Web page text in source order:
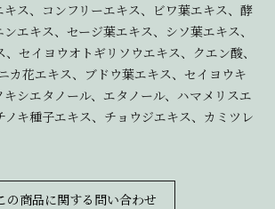
キス、コンフリーエキス、ビワ葉エキス、酵
エキス、セージ葉エキス、シソ葉エキス、
セイヨウオトギリソウエキス、クエン酸、
カ花エキス、ブドウ葉エキス、セイヨウキ
キシエタノール、エタノール、ハマメリスエ
ノキ種子エキス、チョウジエキス、カミツレ
の商品に関する問い合わせ